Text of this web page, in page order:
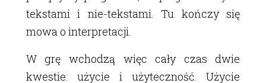
tekstami i nie-tekstami. Tu kończy się
mowa o interpretacji.
W grę wchodzą więc cały czas dwie
kwestie: użycie i użyteczność. Użycie